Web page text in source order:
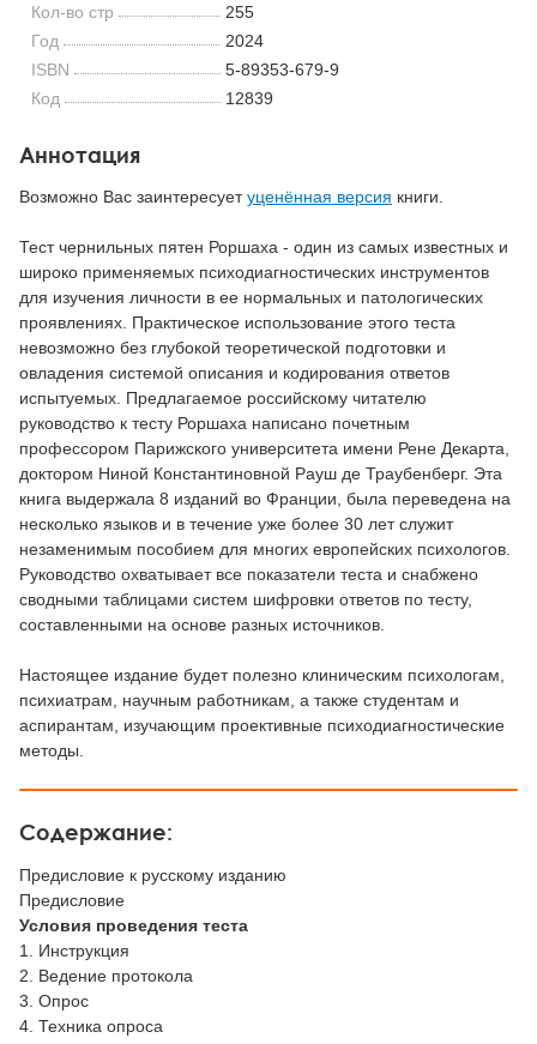
Кол-во стр
255
Год
2024
ISBN
5-89353-679-9
Код
12839
Аннотация
Возможно Вас заинтересуетуценённая версия книги.
Тест чернильных пятен Роршаха - один из самых известных и
широко применяемых психодиагностических инструментов
для изучения личности в ее нормальных и патологических
проявлениях. Практическое использование этого теста
невозможно без глубокой теоретической подготовки и
овладения системой описания и кодирования ответов
испытуемых. Предлагаемое российскому читателю
руководство к тесту Роршаха написано почетным
профессором Парижского университета имени Рене Декарта,
доктором Ниной Константиновной Рауш де Траубенберг. Эта
книга выдержала 8 изданий во Франции, была переведена на
несколько языков и в течение уже более 30 лет служит
незаменимым пособием для многих европейских психологов.
Руководство охватывает все показатели теста и снабжено
сводными таблицами систем шифровки ответов по тесту,
составленными на основе разных источников.
Настоящее издание будет полезно клиническим психологам,
психиатрам, научным работникам, а также студентам и
аспирантам, изучающим проективные психодиагностические
методы.
Содержание:
Предисловие к русскому изданию
Предисловие
Условия проведения теста
1. Инструкция
2. Ведение протокола
3. Опрос
4. Техника опроса